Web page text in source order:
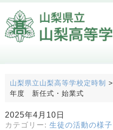
山梨県立山梨高等学校定時制 >
年度 新任式・始業式
2025年4月10日
カテゴリー: 生徒の活動の様子